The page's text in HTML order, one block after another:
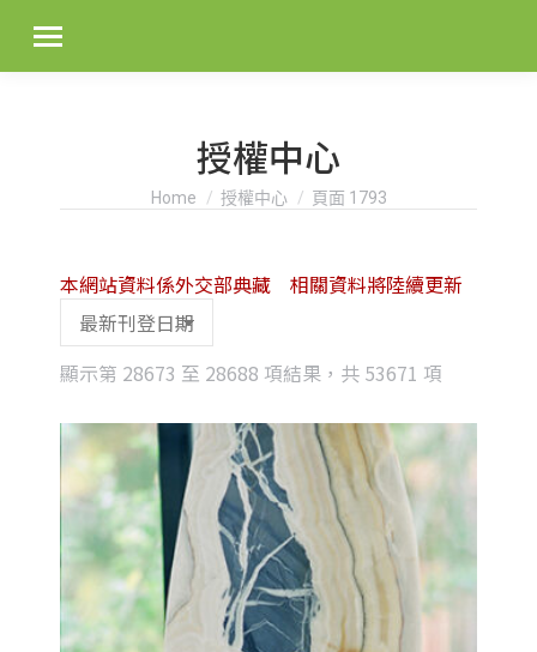
授權中心
You are here:
Home 授權中心 頁面 1793
顯示第 28673 至 28688 項結果，共 53671 項
latest
本網站資料係外交部典藏 相關資料將陸續更新